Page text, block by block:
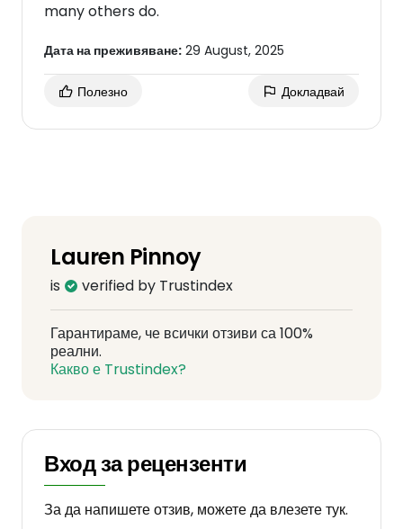
many others do.
Дата на преживяване: 29 August, 2025
Полезно Докладвай
Lauren Pinnoy
is verified by Trustindex
Гарантираме, че всички отзиви са 100%
реални.
Какво е Trustindex?
Вход за рецензенти
За да напишете отзив, можете да влезете тук.